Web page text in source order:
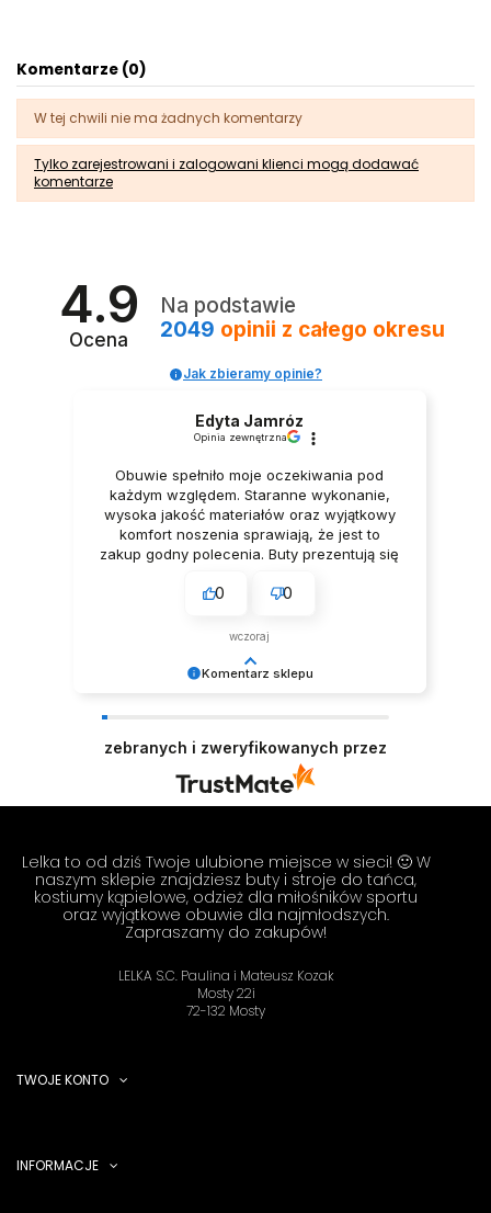
Komentarze (0)
W tej chwili nie ma żadnych komentarzy
Tylko zarejestrowani i zalogowani klienci mogą dodawać
komentarze
4.9
Ocena
Na podstawie
2049 opinii z całego okresu
Jak zbieramy opinie?
Komentarz sklepu
Doceniamy czas i wysiłek włożony w podzielenie
się z nami Twoimi doświadczeniami. Do
zobaczenia! Zespół LELKA 🦋
Edyta Jamróz
Opinia zewnętrzna
Obuwie spełniło moje oczekiwania pod
każdym względem. Staranne wykonanie,
wysoka jakość materiałów oraz wyjątkowy
komfort noszenia sprawiają, że jest to
zakup godny polecenia. Buty prezentują się
przekonaniem polecam ten produkt.
0 0
wczoraj
zebranych i zweryfikowanych przez
Lelka to od dziś Twoje ulubione miejsce w sieci! 🙂 W
naszym sklepie znajdziesz buty i stroje do tańca,
kostiumy kąpielowe, odzież dla miłośników sportu
oraz wyjątkowe obuwie dla najmłodszych.
Zapraszamy do zakupów!
LELKA S.C. Paulina i Mateusz Kozak
Mosty 22i
72-132 Mosty
TWOJE KONTO
INFORMACJE